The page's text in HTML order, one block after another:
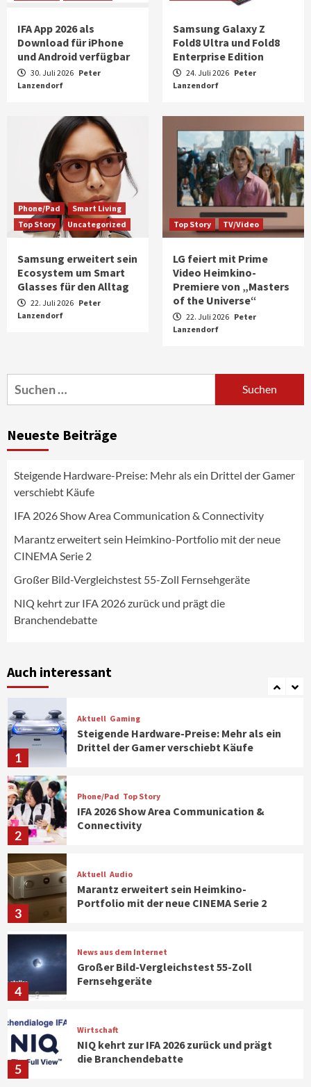
IFA App 2026 als
Download für iPhone
und Android verfügbar
30. Juli 2026 Peter
Lanzendorf
Samsung Galaxy Z
Fold8 Ultra und Fold8
Enterprise Edition
24. Juli 2026 Peter
Lanzendorf
Phone/Pad
Smart Living
Top Story
Uncategorized
Samsung erweitert sein
Ecosystem um Smart
Glasses für den Alltag
22. Juli 2026 Peter
Lanzendorf
Top Story TV/Video
LG feiert mit Prime
Video Heimkino-
Premiere von „Masters
of the Universe“
22. Juli 2026 Peter
Lanzendorf
Suchen
nach:
Neueste Beiträge
Steigende Hardware-Preise: Mehr als ein Drittel der Gamer
verschiebt Käufe
IFA 2026 Show Area Communication & Connectivity
Marantz erweitert sein Heimkino-Portfolio mit der neue
CINEMA Serie 2
Großer Bild-Vergleichstest 55-Zoll Fernsehgeräte
NIQ kehrt zur IFA 2026 zurück und prägt die
Branchendebatte
Auch interessant
4
News aus dem Internet
Fernsehgeräte
5
NIQ kehrt zur IFA 2026 zurück und prägt
die Branchendebatte
6
Aktuell
CHERRY baut Vertriebsteam in
7
Klimageräte und Ventilatoren
1
Aktuell Gaming
Steigende Hardware-Preise: Mehr als ein
Drittel der Gamer verschiebt Käufe
2
Phone/Pad Top Story
IFA 2026 Show Area Communication &
Connectivity
3
Aktuell Audio
Marantz erweitert sein Heimkino-
Portfolio mit der neue CINEMA Serie 2
4
News aus dem Internet
Großer Bild-Vergleichstest 55-Zoll
Fernsehgeräte
5
Wirtschaft
NIQ kehrt zur IFA 2026 zurück und prägt
die Branchendebatte